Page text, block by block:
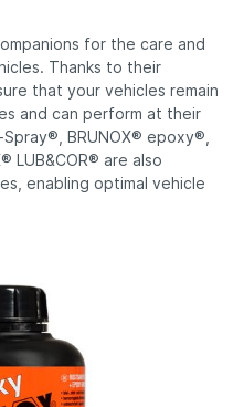
for the care and
. Thanks to their
that your vehicles remain
and can perform at their
BRUNOX® epoxy®,
LUB&COR® are also
enabling optimal vehicle